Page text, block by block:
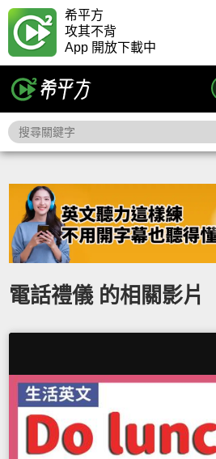
希平方
攻其不背
App 開放下載中
電話禮儀 的相關影片